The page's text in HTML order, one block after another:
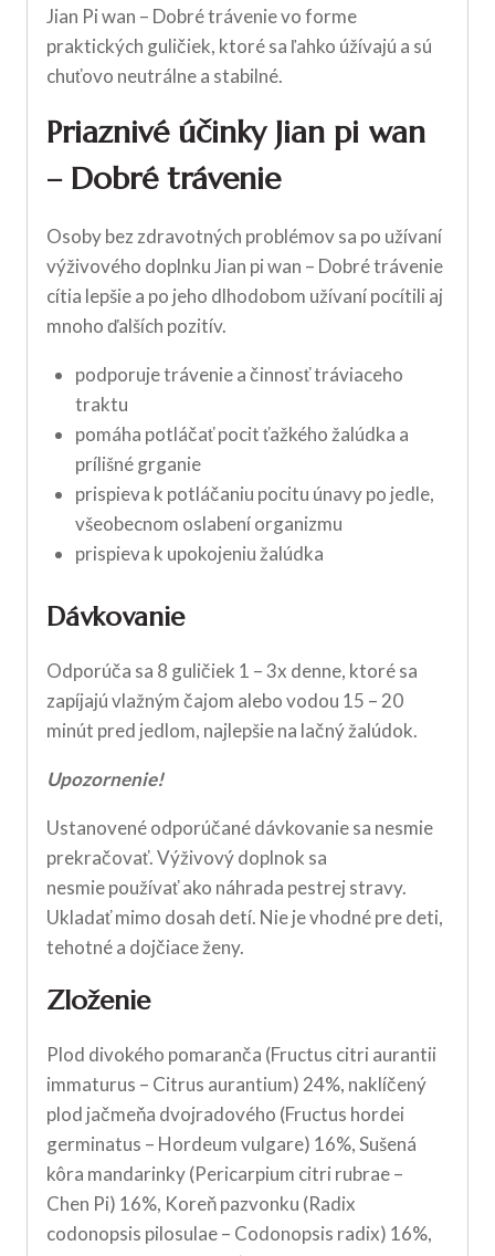
Jian Pi wan – Dobré trávenie vo forme
praktických guličiek, ktoré sa ľahko úžívajú a sú
chuťovo neutrálne a stabilné.
Priaznivé účinky Jian pi wan
– Dobré trávenie
Osoby bez zdravotných problémov sa po užívaní
výživového doplnku Jian pi wan – Dobré trávenie
cítia lepšie a po jeho dlhodobom užívaní pocítili aj
mnoho ďalších pozitív.
podporuje trávenie a činnosť tráviaceho
traktu
pomáha potláčať pocit ťažkého žalúdka a
prílišné grganie
prispieva k potláčaniu pocitu únavy po jedle,
všeobecnom oslabení organizmu
prispieva k upokojeniu žalúdka
Dávkovanie
Odporúča sa 8 guličiek 1 – 3x denne, ktoré sa
zapíjajú vlažným čajom alebo vodou 15 – 20
minút pred jedlom, najlepšie na lačný žalúdok.
Upozornenie!
Ustanovené odporúčané dávkovanie sa nesmie
prekračovať. Výživový doplnok sa
nesmie používať ako náhrada pestrej stravy.
Ukladať mimo dosah detí. Nie je vhodné pre deti,
tehotné a dojčiace ženy.
Zloženie
Plod divokého pomaranča (Fructus citri aurantii
immaturus – Citrus aurantium) 24%, naklíčený
plod jačmeňa dvojradového (Fructus hordei
germinatus – Hordeum vulgare) 16%, Sušená
kôra mandarinky (Pericarpium citri rubrae –
Chen Pi) 16%, Koreň pazvonku (Radix
codonopsis pilosulae – Codonopsis radix) 16%,